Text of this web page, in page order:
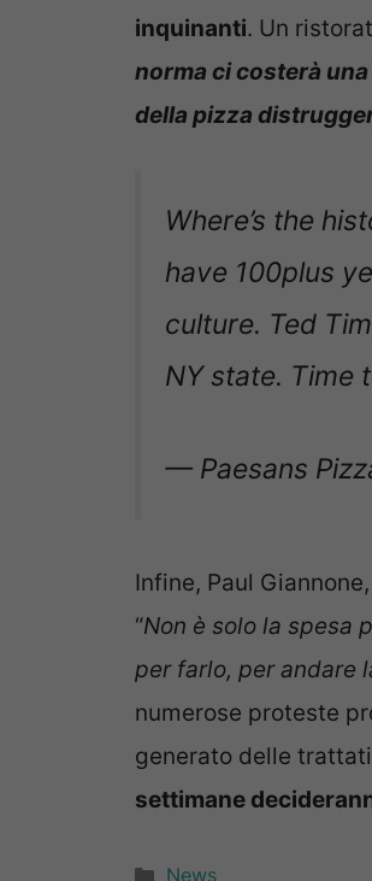
inquinanti. Un
norma ci costerà
della pizza
Where’s the
have 100plus
culture. Ted
NY state. Time
— Paesans
Infine, Paul
“Non è solo la spesa
per farlo, per andare
numerose proteste
generato delle
settimane
Categorie
News